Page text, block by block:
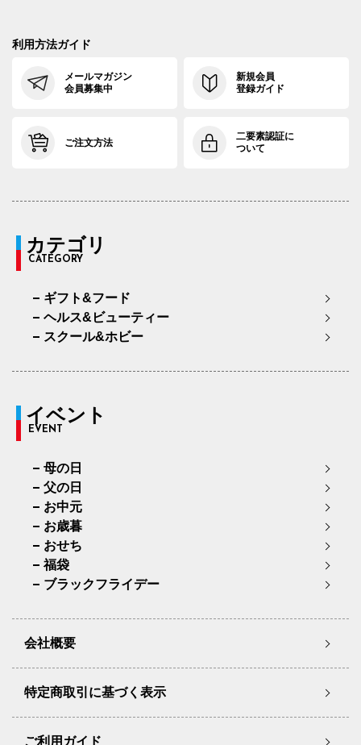
利用方法ガイド
メールマガジン
会員募集中
新規会員
登録ガイド
ご注文方法
二要素認証に
ついて
カテゴリ
CATEGORY
ギフト&フード
ヘルス&ビューティー
スクール&ホビー
イベント
EVENT
母の日
父の日
お中元
お歳暮
おせち
福袋
ブラックフライデー
会社概要
特定商取引に基づく表示
ご利用ガイド